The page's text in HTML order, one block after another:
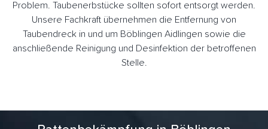
Problem. Taubenerbstücke sollten sofort entsorgt werden.
Unsere Fachkraft übernehmen die Entfernung von
Taubendreck in und um Böblingen Aidlingen sowie die
anschließende Reinigung und Desinfektion der betroffenen
Stelle.